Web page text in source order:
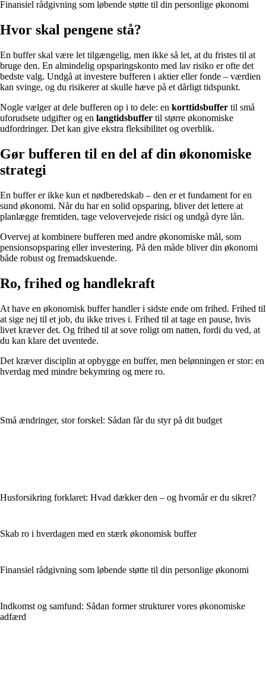
Finansiel rådgivning som løbende støtte til din personlige økonomi
Hvor skal pengene stå?
En buffer skal være let tilgængelig, men ikke så let, at du fristes til at
bruge den. En almindelig opsparingskonto med lav risiko er ofte det
bedste valg. Undgå at investere bufferen i aktier eller fonde – værdien
kan svinge, og du risikerer at skulle hæve på et dårligt tidspunkt.
Nogle vælger at dele bufferen op i to dele: en korttidsbuffer til små
uforudsete udgifter og en langtidsbuffer til større økonomiske
udfordringer. Det kan give ekstra fleksibilitet og overblik.
Gør bufferen til en del af din økonomiske
strategi
En buffer er ikke kun et nødberedskab – den er et fundament for en
sund økonomi. Når du har en solid opsparing, bliver det lettere at
planlægge fremtiden, tage velovervejede risici og undgå dyre lån.
Overvej at kombinere bufferen med andre økonomiske mål, som
pensionsopsparing eller investering. På den måde bliver din økonomi
både robust og fremadskuende.
Ro, frihed og handlekraft
At have en økonomisk buffer handler i sidste ende om frihed. Frihed til
at sige nej til et job, du ikke trives i. Frihed til at tage en pause, hvis
livet kræver det. Og frihed til at sove roligt om natten, fordi du ved, at
du kan klare det uventede.
Det kræver disciplin at opbygge en buffer, men belønningen er stor: en
hverdag med mindre bekymring og mere ro.
Små ændringer, stor forskel: Sådan får du styr på dit budget
Husforsikring forklaret: Hvad dækker den – og hvornår er du sikret?
Skab ro i hverdagen med en stærk økonomisk buffer
Finansiel rådgivning som løbende støtte til din personlige økonomi
Indkomst og samfund: Sådan former strukturer vores økonomiske
adfærd